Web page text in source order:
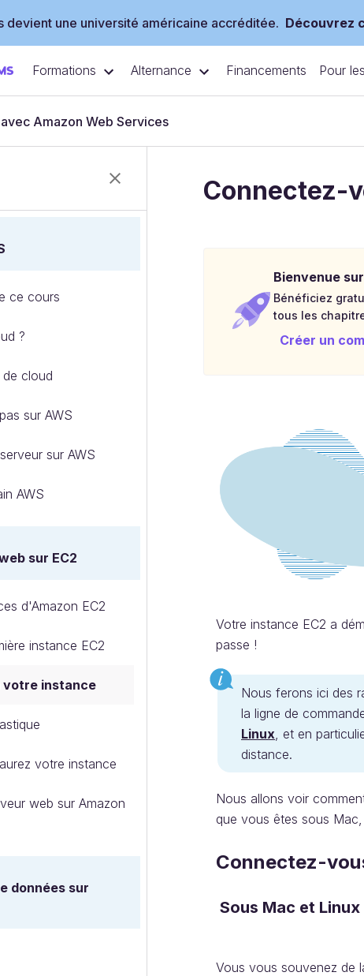
devient une université américaine accréditée. Découvrez
Formations Alternance Financements Pour
Amazon Web Services
ce cours
?
cloud
sur AWS
sur AWS
AWS
sur EC2
d'Amazon EC2
instance EC2
votre instance
votre instance
web sur Amazon
données sur
Connectez-
Bienvenue
Bénéficiez
tous les
Créer un
Votre instance EC2 a
passe !
Nous ferons ici des
la ligne de
Linux , et en
distance.
Nous allons voir
que vous êtes sous
Connectez-
Sous Mac et Linux
Vous vous souvenez de